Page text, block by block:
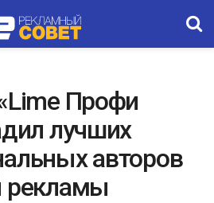
Профи
лучших
авторов
рекламы